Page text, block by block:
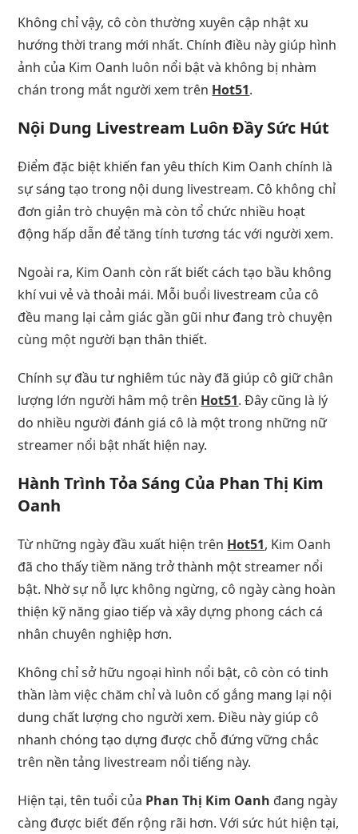
Không chỉ vậy, cô còn thường xuyên cập nhật xu
hướng thời trang mới nhất. Chính điều này giúp hình
ảnh của Kim Oanh luôn nổi bật và không bị nhàm
chán trong mắt người xem trên Hot51.
Nội Dung Livestream Luôn Đầy Sức Hút
Điểm đặc biệt khiến fan yêu thích Kim Oanh chính là
sự sáng tạo trong nội dung livestream. Cô không chỉ
đơn giản trò chuyện mà còn tổ chức nhiều hoạt
động hấp dẫn để tăng tính tương tác với người xem.
Ngoài ra, Kim Oanh còn rất biết cách tạo bầu không
khí vui vẻ và thoải mái. Mỗi buổi livestream của cô
đều mang lại cảm giác gần gũi như đang trò chuyện
cùng một người bạn thân thiết.
Chính sự đầu tư nghiêm túc này đã giúp cô giữ chân
lượng lớn người hâm mộ trên Hot51. Đây cũng là lý
do nhiều người đánh giá cô là một trong những nữ
streamer nổi bật nhất hiện nay.
Hành Trình Tỏa Sáng Của Phan Thị Kim
Oanh
Từ những ngày đầu xuất hiện trên Hot51, Kim Oanh
đã cho thấy tiềm năng trở thành một streamer nổi
bật. Nhờ sự nỗ lực không ngừng, cô ngày càng hoàn
thiện kỹ năng giao tiếp và xây dựng phong cách cá
nhân chuyên nghiệp hơn.
Không chỉ sở hữu ngoại hình nổi bật, cô còn có tinh
thần làm việc chăm chỉ và luôn cố gắng mang lại nội
dung chất lượng cho người xem. Điều này giúp cô
nhanh chóng tạo dựng được chỗ đứng vững chắc
trên nền tảng livestream nổi tiếng này.
Hiện tại, tên tuổi của Phan Thị Kim Oanh đang ngày
càng được biết đến rộng rãi hơn. Với sức hút hiện tại,